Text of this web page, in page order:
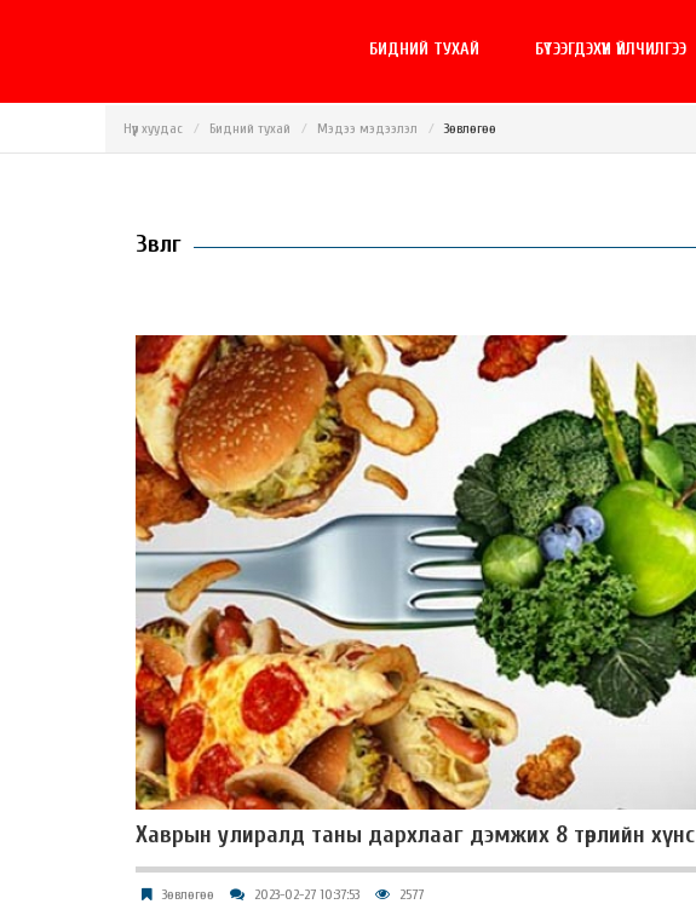
БИДНИЙ ТУХАЙ БҮТЭЭГДЭХҮҮН ҮЙЛЧИЛГЭЭ
Нүүр хуудас Бидний тухай Мэдээ мэдээлэл Зөвлөгөө
Зөвлөгөө
​Хаврын улиралд таны дархлааг дэмжих 8 төрлийн хүнс
Зөвлөгөө 2023-02-27 10:37:53 2577